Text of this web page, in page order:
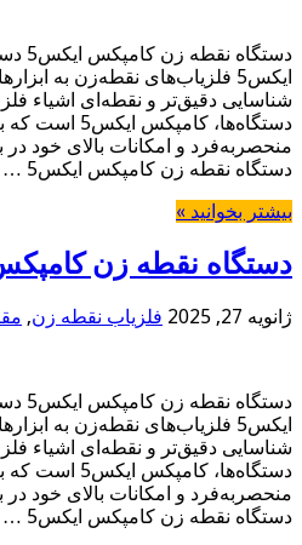
ایکس5 فلزیاب‌های نقطه‌زن به
شناسایی دقیق‌تر و نقطه‌ای اشیاء
دستگاه‌ها،
منحصر‌به‌فرد و امکانات بالای خود
دستگاه نقطه زن کامپکس ایکس5 …
بیشتر بخوانید »
دستگاه نقطه زن
ژانویه 27, 2025 فلزیاب نقطه زن,
ایکس5 فلزیاب‌های نقطه‌زن به
شناسایی دقیق‌تر و نقطه‌ای اشیاء
دستگاه‌ها،
منحصر‌به‌فرد و امکانات بالای خود
دستگاه نقطه زن کامپکس ایکس5 …